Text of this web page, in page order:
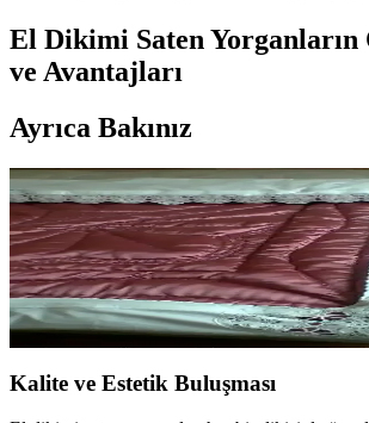
El Dikimi Saten
ve Avantajları
Ayrıca Bakınız
El Dikimi Saten Yorgan Modelleri
Odalarınıza Şıklık Katın ve
El dikimi saten yorganlar, yüksek kalite, şıklık
Farklı tasarımlar ve renk seçenekleriyle yatak
ve zarafet katın, dekorasyonunuzu tamamlayın.
Kalite ve Estetik Buluşması